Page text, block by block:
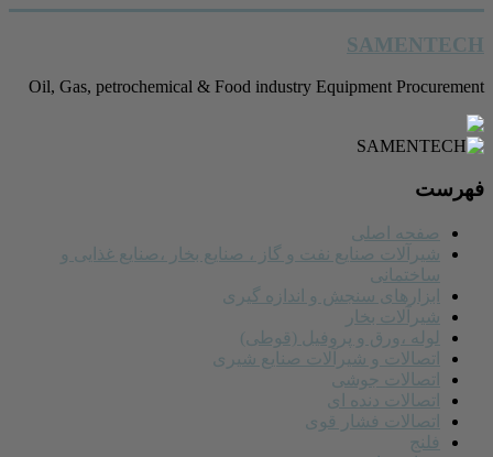
به
SAMENTECH
Oil, Gas, petrochemical & Food industry Equipment Procurement
فهرست
صفحه اصلی
شیرآلات صنایع نفت و گاز ، صنایع بخار ،صنایع غذایی و
ساختمانی
ابزارهای سنجش و اندازه گیری
شیرآلات بخار
لوله ،ورق و پروفیل (قوطی)
اتصالات و شیرآلات صنایع شیری
اتصالات جوشی
اتصالات دنده ای
اتصالات فشار قوی
فلنج